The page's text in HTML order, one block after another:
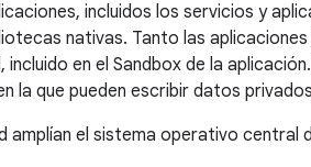
incluidos los servicios y
nativas. Tanto las
en el Sandbox de la
la que pueden escribir datos
amplían el sistema operativo central